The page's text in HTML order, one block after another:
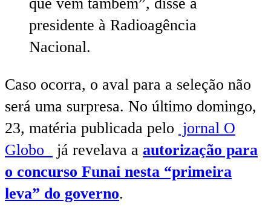
presidente à Radioagência
Nacional.
Caso ocorra, o aval para a seleção não
será uma surpresa. No último domingo,
23, matéria publicada pelo jornal O
Globo
já revelava a autorização para
o concurso Funai nesta “primeira
leva” do governo.